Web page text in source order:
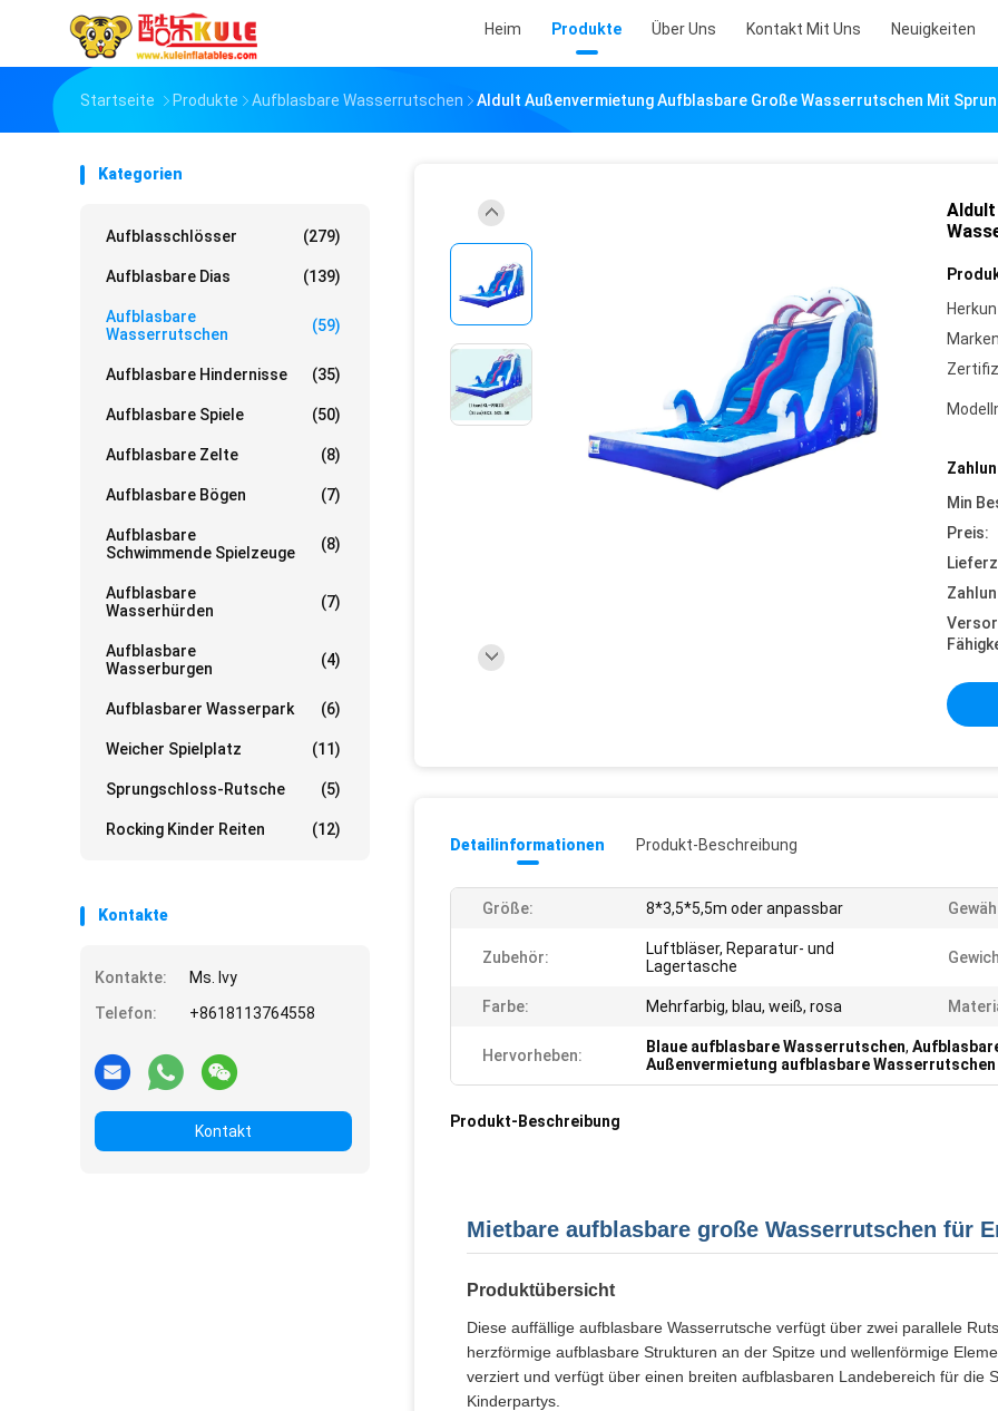
Heim Produkte Über Uns Kontakt Mit Uns Neuigkeiten
Startseite Produkte Aufblasbare Wasserrutschen Aldult Außenvermietung Aufblasbare Große Wasserrutschen Mit
Kategorien
Aufblasschlösser (279)
Aufblasbare Dias (139)
Aufblasbare
Wasserrutschen
(59)
Aufblasbare Hindernisse (35)
Aufblasbare Spiele (50)
Aufblasbare Zelte (8)
Aufblasbare Bögen (7)
Aufblasbare
Schwimmende Spielzeuge
(8)
Aufblasbare
Wasserhürden
(7)
Aufblasbare
Wasserburgen
(4)
Aufblasbarer Wasserpark (6)
Weicher Spielplatz (11)
Sprungschloss-Rutsche (5)
Rocking Kinder Reiten (12)
Kontakte
Kontakte:
Ms. Ivy
Telefon:
+8618113764558
Kontakt
Min
Preis:
Detailinformationen Produkt-Beschreibung
Größe: 8*3,5*5,5m oder anpassbar
Zubehör:
Luftbläser, Reparatur- und
Lagertasche
Farbe: Mehrfarbig, blau, weiß, rosa
Hervorheben: Blaue aufblasbare Wasserrutschen,
Außenvermietung aufblasbare Wasserrutschen
Produkt-Beschreibung
Mietbare aufblasbare große Wasserrutschen für
Produktübersicht
Diese auffällige aufblasbare Wasserrutsche verfügt über zwei parallele
herzförmige aufblasbare Strukturen an der Spitze und wellenförmige
verziert und verfügt über einen breiten aufblasbaren Landebereich für die
Kinderpartys.